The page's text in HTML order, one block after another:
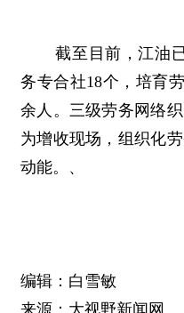
截至目前，江油已
务专合社18个，培育
余人。三级劳务网络
为增收现场，组织化
动能。、
编辑：白雪敏
来源：大视野新闻网